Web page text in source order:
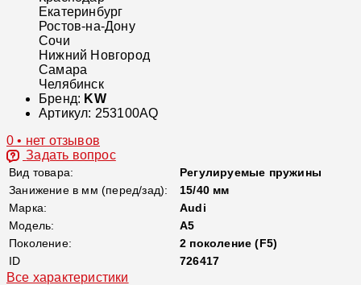
Екатеринбург
Ростов-на-Дону
Сочи
Нижний Новгород
Самара
Челябинск
Бренд: KW
Артикул: 253100AQ
0 • нет отзывов
Задать вопрос
Вид товара:
Регулируемые пружины
Занижение в мм (перед/зад):
15/40 мм
Марка:
Audi
Модель:
A5
Поколение:
2 поколение (F5)
ID
726417
Все характеристики